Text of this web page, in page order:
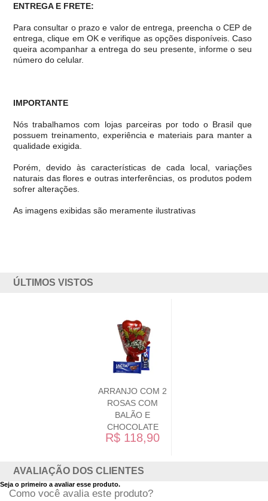
ENTREGA E FRETE:
Para consultar o prazo e valor de entrega, preencha o CEP de
entrega, clique em OK e verifique as opções disponíveis. Caso
queira acompanhar a entrega do seu presente, informe o seu
número do celular.
IMPORTANTE
Nós trabalhamos com lojas parceiras por todo o Brasil que
possuem treinamento, experiência e materiais para manter a
qualidade exigida.
Porém, devido às características de cada local, variações
naturais das flores e outras interferências, os produtos podem
sofrer alterações.
As imagens exibidas são meramente ilustrativas
ÚLTIMOS VISTOS
ARRANJO COM 2
ROSAS COM
BALÃO E
CHOCOLATE
R$ 118,90
AVALIAÇÃO DOS CLIENTES
Seja o primeiro a avaliar esse produto.
Como você avalia este produto?